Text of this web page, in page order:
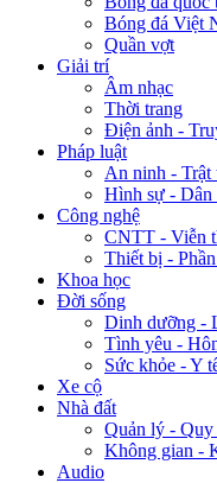
Bóng đá Việt
Quần vợt
Giải trí
Âm nhạc
Thời trang
Điện ảnh -
Pháp luật
An ninh - Trật
Hình sự - Dân
Công nghệ
CNTT - Viễn
Thiết bị -
Khoa học
Đời sống
Dinh dưỡng -
Tình yêu -
Sức khỏe - Y
Xe cộ
Nhà đất
Quản lý - Quy
Không gian -
Audio